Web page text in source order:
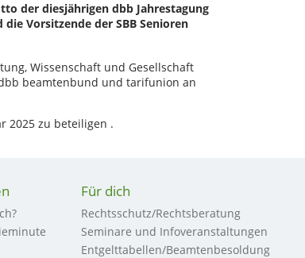
der diesjährigen dbb Jahrestagung
Vorsitzende der SBB Senioren
Wissenschaft und Gesellschaft
beamtenbund und tarifunion an
2025 zu beteiligen .
Für dich
Rechtsschutz/Rechtsberatung
Seminare und Infoveranstaltungen
Entgelttabellen/Beamtenbesoldung